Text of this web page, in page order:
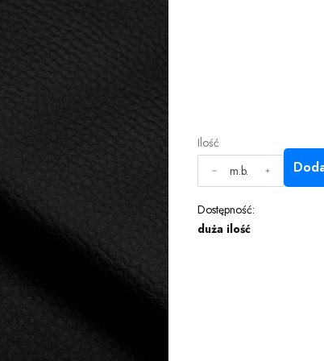
Ilość
m.b.
Dostępność:
duża ilość